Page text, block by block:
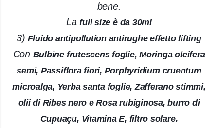
bene.
La full size è da 30ml
3) Fluido antipollution antirughe effetto lifting
Con Bulbine frutescens foglie, Moringa oleifera
semi, Passiflora fiori, Porphyridium cruentum
microalga, Yerba santa foglie, Zafferano stimmi,
olii di Ribes nero e Rosa rubiginosa, burro di
Cupuaçu, Vitamina E, filtro solare.